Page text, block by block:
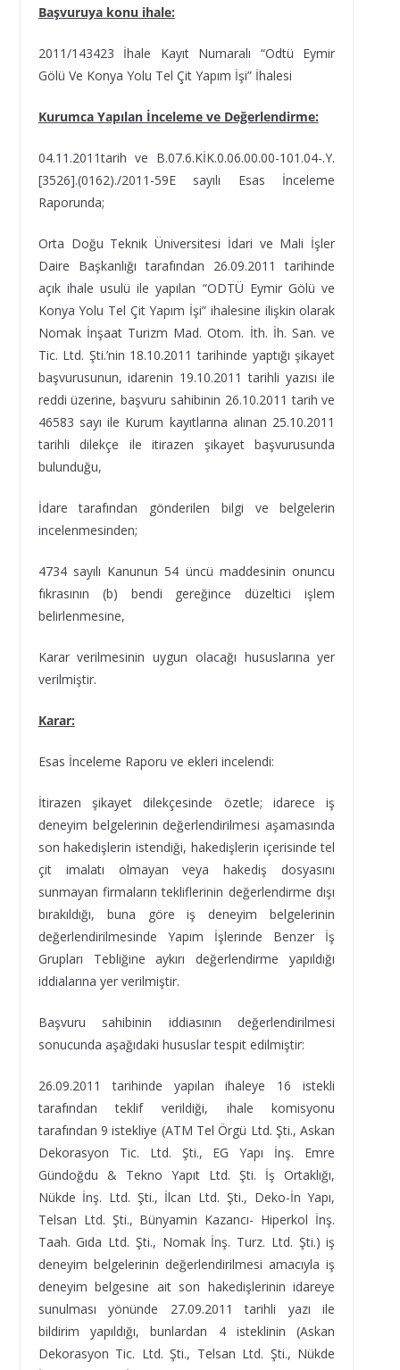
Başvuruya konu ihale:
2011/143423 İhale Kayıt Numaralı “Odtü Eymir
Gölü Ve Konya Yolu Tel Çit Yapım İşi” İhalesi
Kurumca Yapılan İnceleme ve Değerlendirme:
04.11.2011tarih ve B.07.6.KİK.0.06.00.00-101.04-.Y.
[3526].(0162)./2011-59E sayılı Esas İnceleme
Raporunda;
Orta Doğu Teknik Üniversitesi İdari ve Mali İşler
Daire Başkanlığı tarafından 26.09.2011 tarihinde
açık ihale usulü ile yapılan “ODTÜ Eymir Gölü ve
Konya Yolu Tel Çit Yapım İşi” ihalesine ilişkin olarak
Nomak İnşaat Turizm Mad. Otom. İth. İh. San. ve
Tic. Ltd. Şti.’nin 18.10.2011 tarihinde yaptığı şikayet
başvurusunun, idarenin 19.10.2011 tarihli yazısı ile
reddi üzerine, başvuru sahibinin 26.10.2011 tarih ve
46583 sayı ile Kurum kayıtlarına alınan 25.10.2011
tarihli dilekçe ile itirazen şikayet başvurusunda
bulunduğu,
İdare tarafından gönderilen bilgi ve belgelerin
incelenmesinden;
4734 sayılı Kanunun 54 üncü maddesinin onuncu
fıkrasının (b) bendi gereğince düzeltici işlem
belirlenmesine,
Karar verilmesinin uygun olacağı hususlarına yer
verilmiştir.
Karar:
Esas İnceleme Raporu ve ekleri incelendi:
İtirazen şikayet dilekçesinde özetle; idarece iş
deneyim belgelerinin değerlendirilmesi aşamasında
son hakedişlerin istendiği, hakedişlerin içerisinde tel
çit imalatı olmayan veya hakediş dosyasını
sunmayan firmaların tekliflerinin değerlendirme dışı
bırakıldığı, buna göre iş deneyim belgelerinin
değerlendirilmesinde Yapım İşlerinde Benzer İş
Grupları Tebliğine aykırı değerlendirme yapıldığı
iddialarına yer verilmiştir.
Başvuru sahibinin iddiasının değerlendirilmesi
sonucunda aşağıdaki hususlar tespit edilmiştir:
26.09.2011 tarihinde yapılan ihaleye 16 istekli
tarafından teklif verildiği, ihale komisyonu
tarafından 9 istekliye (ATM Tel Örgü Ltd. Şti., Askan
Dekorasyon Tic. Ltd. Şti., EG Yapı İnş. Emre
Gündoğdu & Tekno Yapıt Ltd. Şti. İş Ortaklığı,
Nükde İnş. Ltd. Şti., İlcan Ltd. Şti., Deko-İn Yapı,
Telsan Ltd. Şti., Bünyamin Kazancı- Hiperkol İnş.
Taah. Gıda Ltd. Şti., Nomak İnş. Turz. Ltd. Şti.) iş
deneyim belgelerinin değerlendirilmesi amacıyla iş
deneyim belgesine ait son hakedişlerinin idareye
sunulması yönünde 27.09.2011 tarihli yazı ile
bildirim yapıldığı, bunlardan 4 isteklinin (Askan
Dekorasyon Tic. Ltd. Şti., Telsan Ltd. Şti., Nükde